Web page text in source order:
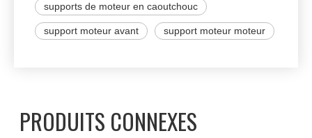
supports de moteur en caoutchouc
support moteur avant support moteur moteur
PRODUITS CONNEXES